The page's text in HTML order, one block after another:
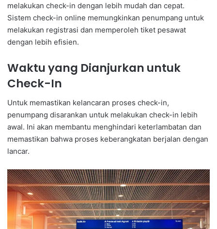
melakukan check-in dengan lebih mudah dan cepat.
Sistem check-in online memungkinkan penumpang untuk
melakukan registrasi dan memperoleh tiket pesawat
dengan lebih efisien.
Waktu yang Dianjurkan untuk
Check-In
Untuk memastikan kelancaran proses check-in,
penumpang disarankan untuk melakukan check-in lebih
awal. Ini akan membantu menghindari keterlambatan dan
memastikan bahwa proses keberangkatan berjalan dengan
lancar.